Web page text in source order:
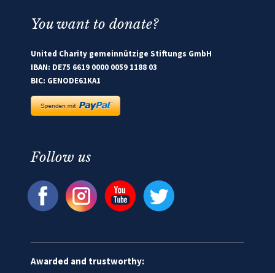
You want to donate?
United Charity gemeinnützige Stiftungs GmbH
IBAN: DE75 6619 0000 0059 1188 03
BIC: GENODE61KA1
Follow us
Awarded and trustworthy: